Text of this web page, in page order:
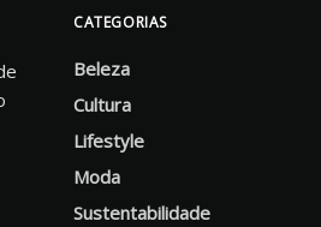
CATEGORIAS
Beleza
Cultura
Lifestyle
Moda
Sustentabilidade